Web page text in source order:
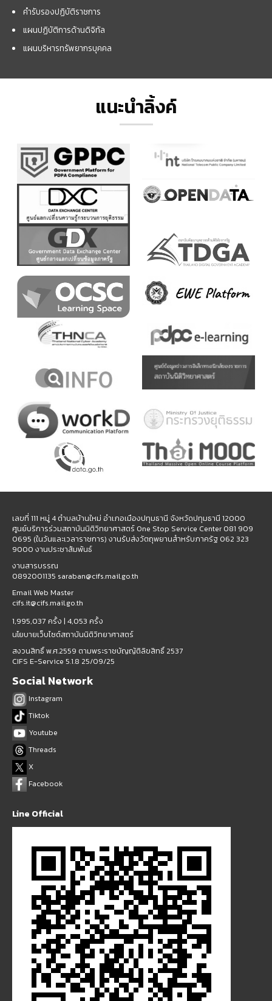
คำรับรองปฏิบัติราชการ
แผนปฏิบัติการด้านดิจิทัล
แผนบริหารทรัพยากรบุคคล
แนะนำลิ้งค์
เลขที่ 111 หมู่ 4 ตำบลบ้านใหม่ อำเภอเมืองปทุมธานี จังหวัดปทุมธานี 12000
ศูนย์บริการร่วมสถาบันนิติวิทยาศาสตร์ One Stop Service Center 081 909
0695 (ในวันและเวลาราชการ) งานรับส่งวัตถุพยานสำหรับภาครัฐ 062 323
9000 งานประชาสัมพันธ์
งานสารบรรณ
0892001135 saraban@cifs.mail.go.th
Email Web Master
cifs.it@cifs.mail.go.th
1,995,037 ครั้ง | 4,053 ครั้ง
นโยบายเว็บไซต์สถาบันนิติวิทยาศาสตร์
สงวนสิทธิ์ พ.ศ.2559 ตามพระราชบัญญัติลิขสิทธิ์ 2537
CIFS E-Service 5.1.8 25/09/25
Social Network
Instagram
Tiktok
Youtube
Threads
X
Facebook
Line Official